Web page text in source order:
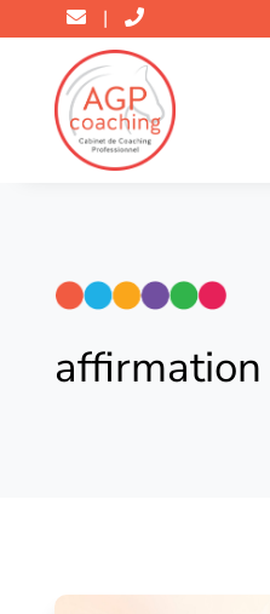
|
affirmation